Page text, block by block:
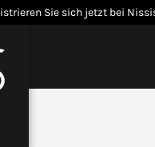
Sie sich jetzt bei